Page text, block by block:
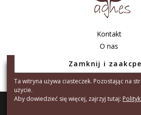
Kontakt
O nas
Polityka prywatności
Ta witryna używa ciasteczek. Pozostając na
użycie.
Aby dowiedzieć się więcej, zajrzyj tutaj: